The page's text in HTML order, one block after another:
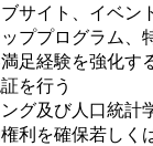
ブサイト、イベ
ッププログラム
足経験を強化す
を行う
ング及び人口統計
権利を確保若し